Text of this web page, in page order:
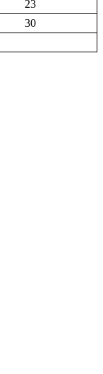
23
30